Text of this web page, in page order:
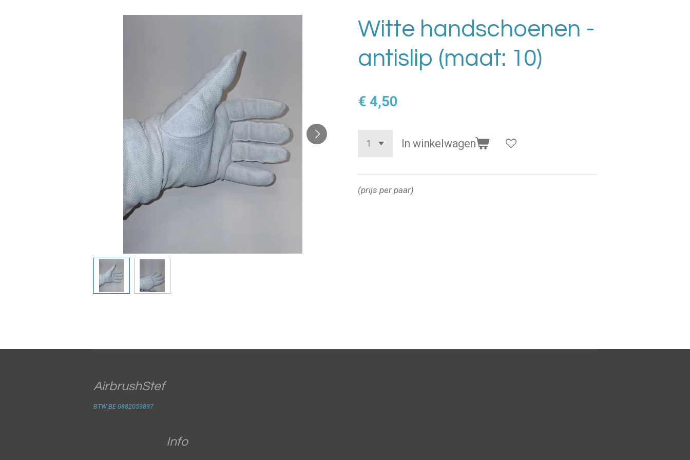
Witte handschoenen -
antislip (maat: 10)
€ 4,50
In winkelwagen
(prijs per paar)
AirbrushStef
BTW BE 0882059897
Info